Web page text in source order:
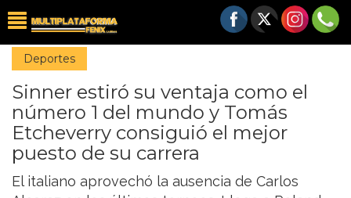
Deportes
Sinner estiró su ventaja como el
número 1 del mundo y Tomás
Etcheverry consiguió el mejor
puesto de su carrera
El italiano aprovechó la ausencia de Carlos